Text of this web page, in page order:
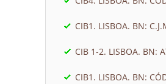
CIB1. LISBOA. BN:
CIB 1-2. LISBOA. BN:
CIB1. LISBOA. BN: